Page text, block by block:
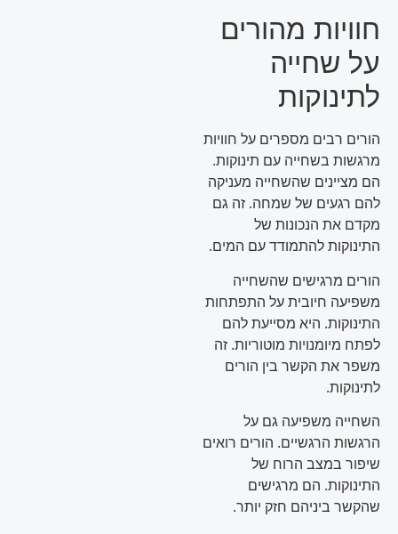
חוויות מהורים
על שחייה
לתינוקות
הורים רבים מספרים על חוויות
מרגשות בשחייה עם תינוקות.
הם מציינים שהשחייה מעניקה
להם רגעים של שמחה. זה גם
מקדם את הנכונות של
התינוקות להתמודד עם המים.
הורים מרגישים שהשחייה
משפיעה חיובית על התפתחות
התינוקות. היא מסייעת להם
לפתח מיומנויות מוטוריות. זה
משפר את הקשר בין הורים
לתינוקות.
השחייה משפיעה גם על
הרגשות הרגשיים. הורים רואים
שיפור במצב הרוח של
התינוקות. הם מרגישים
שהקשר ביניהם חזק יותר.